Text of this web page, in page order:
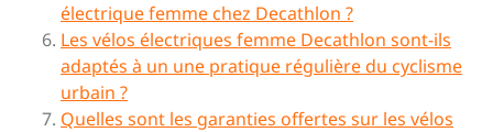
électrique femme chez Decathlon ?
Les vélos électriques femme Decathlon sont-ils
adaptés à un une pratique régulière du cyclisme
urbain ?
Quelles sont les garanties offertes sur les vélos